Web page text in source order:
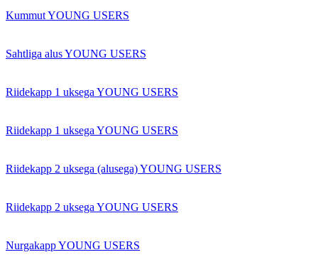
Kummut YOUNG USERS
Sahtliga alus YOUNG USERS
Riidekapp 1 uksega YOUNG USERS
Riidekapp 1 uksega YOUNG USERS
Riidekapp 2 uksega (alusega) YOUNG USERS
Riidekapp 2 uksega YOUNG USERS
Nurgakapp YOUNG USERS